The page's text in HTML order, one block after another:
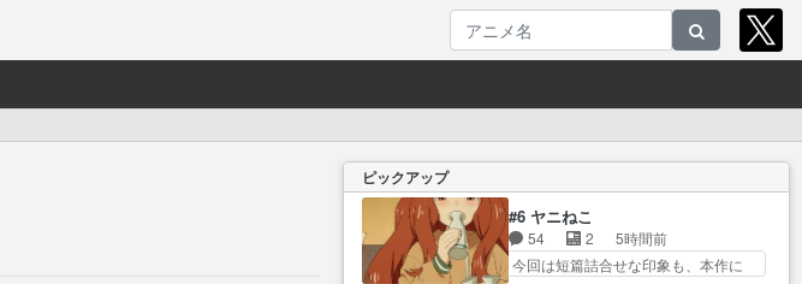
ピックアップ
#6 ヤニねこ
54 2
5時間前
今回は短篇詰合せな印象も、本作に